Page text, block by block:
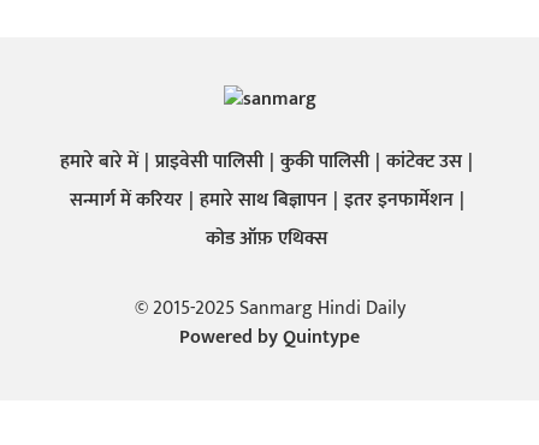
हमारे बारे में प्राइवेसी पालिसी कुकी पालिसी कांटेक्ट उस
सन्मार्ग में करियर हमारे साथ बिज्ञापन इतर इनफार्मेशन
कोड ऑफ़ एथिक्स
© 2015-2025 Sanmarg Hindi Daily
Powered byQuintype